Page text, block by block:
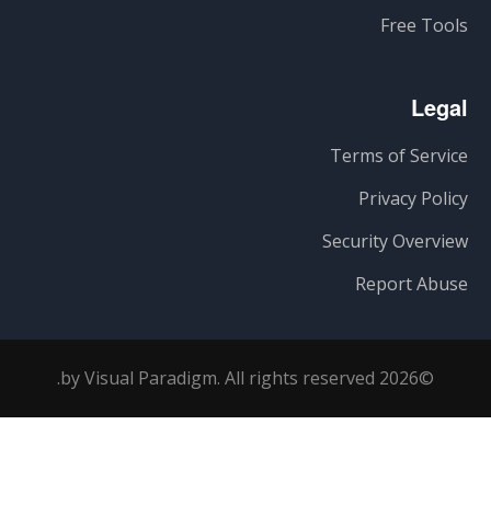
Free Tools
Legal
Terms of Service
Privacy Policy
Security Overview
Report Abuse
©2026 by Visual Paradigm. All rights reserved.